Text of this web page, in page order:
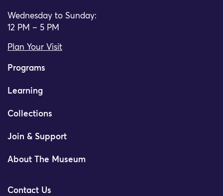
Wednesday to Sunday:
12 PM – 5 PM
Plan Your Visit
Programs
Learning
Collections
Join & Support
About The Museum
Contact Us